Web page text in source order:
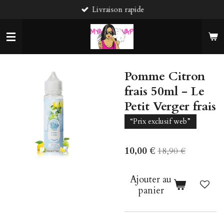
contenu
principal
Livraison rapide
Pomme Citron
frais 50ml - Le
Petit Verger frais
“Prix exclusif web”
10,00 € 18,90 €
Ajouter au
panier